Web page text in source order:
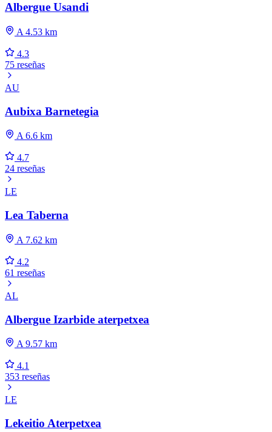
Albergue Usandi
A 4.53 km
4.3
75 reseñas
AU
Aubixa Barnetegia
A 6.6 km
4.7
24 reseñas
LE
Lea Taberna
A 7.62 km
4.2
61 reseñas
AL
Albergue Izarbide aterpetxea
A 9.57 km
4.1
353 reseñas
LE
Lekeitio Aterpetxea